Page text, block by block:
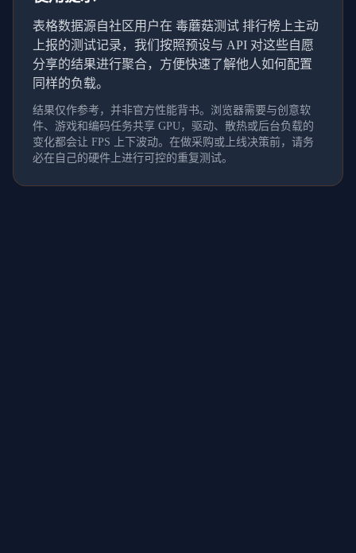
表格数据源自社区用户在 毒蘑菇测试 排行榜上主动
上报的测试记录，我们按照预设与 API 对这些自愿
分享的结果进行聚合，方便快速了解他人如何配置
同样的负载。
结果仅作参考，并非官方性能背书。浏览器需要与创意软
件、游戏和编码任务共享 GPU，驱动、散热或后台负载的
变化都会让 FPS 上下波动。在做采购或上线决策前，请务
必在自己的硬件上进行可控的重复测试。